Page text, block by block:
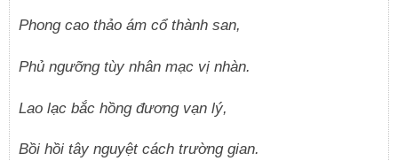
Phong cao thảo ám cổ thành san,
Phủ ngưỡng tùy nhân mạc vị nhàn.
Lao lạc bắc hồng đương vạn lý,
Bồi hồi tây nguyệt cách trường gian.